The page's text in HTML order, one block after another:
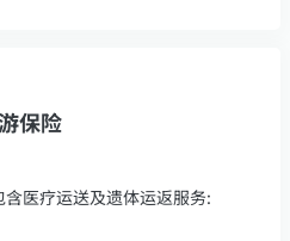
保险
医疗运送及遗体运返服务: